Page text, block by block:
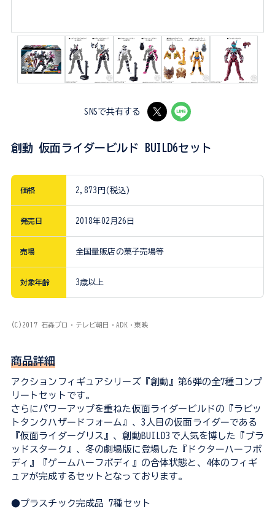
SNSで共有する
創動 仮面ライダービルド BUILD6セット
価格 2,873円(税込)
発売日 2018年02月26日
売場 全国量販店の菓子売場等
対象年齢 3歳以上
(C)2017 石森プロ・テレビ朝日・ADK・東映
商品詳細
アクションフィギュアシリーズ『創動』第6弾の全7種コンプ
リートセットです。
さらにパワーアップを重ねた仮面ライダービルドの『ラビッ
トタンクハザードフォーム』、3人目の仮面ライダーである
『仮面ライダーグリス』、創動BUILD3で人気を博した『ブラ
ッドスターク』、冬の劇場版に登場した『ドクターハーフボ
ディ』『ゲームハーフボディ』の合体状態と、4体のフィギ
ュアが完成するセットとなっております。
●プラスチック完成品 7種セット